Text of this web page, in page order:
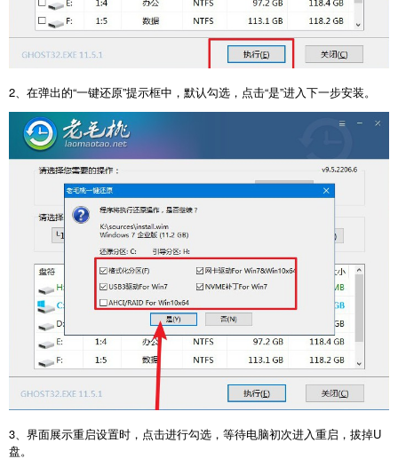
2、在弹出的“一键还原”提示框中，默认勾选，点击“是”进入下一步安装。
3、界面展示重启设置时，点击进行勾选，等待电脑初次进入重启，拔掉U
盘。